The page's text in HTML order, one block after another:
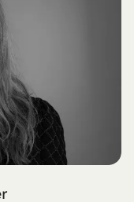
47